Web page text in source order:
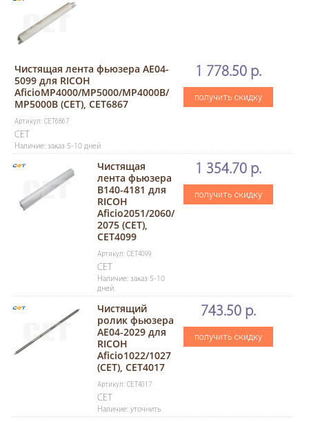
Чистящая лента фьюзера AE04-
5099 для RICOH
AficioMP4000/MP5000/MP4000B/
MP5000B (CET), CET6867
Артикул: CET6867
CET
Наличие: заказ 5-10 дней
1 778.50 р.
получить скидку
Чистящая
лента фьюзера
B140-4181 для
RICOH
Aficio2051/2060/
2075 (CET),
CET4099
Артикул: CET4099
CET
Наличие: заказ 5-10
дней
1 354.70 р.
получить скидку
Чистящий
ролик фьюзера
AE04-2029 для
RICOH
Aficio1022/1027
(CET), CET4017
Артикул: CET4017
CET
Наличие: уточнить
743.50 р.
получить скидку